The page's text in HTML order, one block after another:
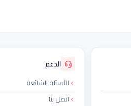
الدعم
الأسئلة الشائعة
اتصل بنا